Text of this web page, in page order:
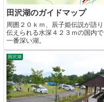
田沢湖のガイドマップ
周囲２０ｋｍ、辰子姫伝説が語り
伝えられる水深４２３ｍの国内で
一番深い湖。
田沢湖